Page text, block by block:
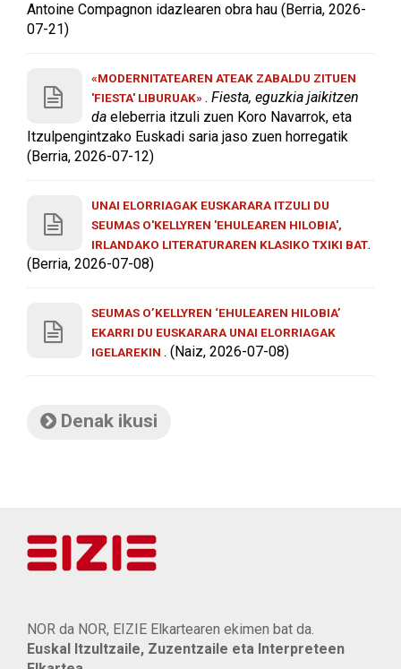
Antoine Compagnon idazlearen obra hau (Berria, 2026-
07-21)
«MODERNITATEAREN ATEAK ZABALDU ZITUEN
'FIESTA' LIBURUAK». Fiesta, eguzkia jaikitzen
da eleberria itzuli zuen Koro Navarrok, eta
Itzulpengintzako Euskadi saria jaso zuen horregatik
(Berria, 2026-07-12)
UNAI ELORRIAGAK EUSKARARA ITZULI DU
SEUMAS O'KELLYREN 'EHULEAREN HILOBIA',
IRLANDAKO LITERATURAREN KLASIKO TXIKI BAT.
(Berria, 2026-07-08)
SEUMAS O’KELLYREN ‘EHULEAREN HILOBIA’
EKARRI DU EUSKARARA UNAI ELORRIAGAK
IGELAREKIN . (Naiz, 2026-07-08)
Denak ikusi
NOR da NOR, EIZIE Elkartearen ekimen bat da.
Euskal Itzultzaile, Zuzentzaile eta Interpreteen